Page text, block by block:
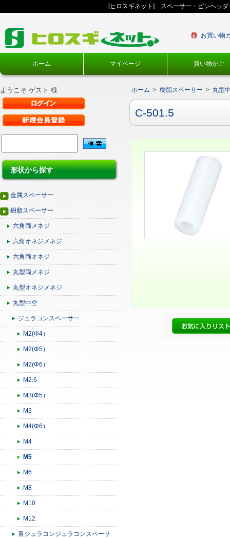
[ヒロスギネット] スペーサー・ピンヘッ
お買い物
ホーム マイページ 買い物かご
ようこそ ゲスト 様
形状から探す
金属スペーサー
樹脂スペーサー
六角両メネジ
六角オネジメネジ
六角両オネジ
丸型両メネジ
丸型オネジメネジ
丸型中空
ジュラコンスペーサー
M2(Φ4）
M2(Φ5）
M2(Φ6）
M2.6
M3(Φ5）
M3
M4(Φ6）
M4
M5
M6
M8
M10
M12
青ジュラコンジュラコンスペーサ
ホーム > 樹脂スペーサー > 丸型
C-501.5